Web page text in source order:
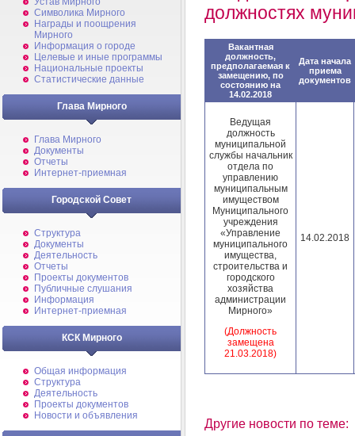
Символика Мирного
Награды и поощрения
Мирного
Информация о городе
Целевые и иные программы
Национальные проекты
Статистические данные
Глава Мирного
Глава Мирного
Документы
Отчеты
Интернет-приемная
Городской Совет
Структура
Документы
Деятельность
Отчеты
Проекты документов
Публичные слушания
Информация
Интернет-приемная
КСК Мирного
Общая информация
Структура
Деятельность
Проекты документов
Новости и объявления
должностях
Вакантная
должность,
предполагаемая к
замещению, по
состоянию на
14.02.2018
Дата начала
приема
документов
Ведущая
должность
муниципальной
службы начальник
отдела по
управлению
муниципальным
имуществом
Муниципального
учреждения
«Управление
муниципального
имущества,
строительства и
городского
хозяйства
администрации
Мирного»
(Должность
замещена
21.03.2018)
14.02.2018
Другие новости по теме: